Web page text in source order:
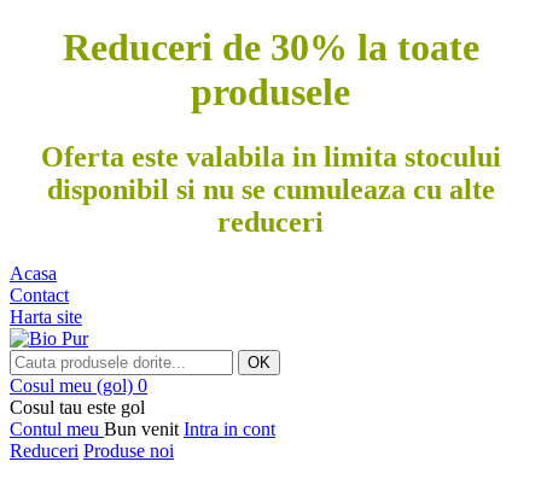
Reduceri de 30% la toate
produsele
Oferta este valabila in limita stocului
disponibil si nu se cumuleaza cu alte
reduceri
Acasa
Contact
Harta site
OK
Cosul meu (gol) 0
Cosul tau este gol
Contul meu Bun venit Intra in cont
Reduceri Produse noi